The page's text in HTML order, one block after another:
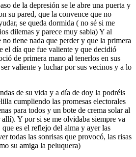
de la depresión se le abre una puerta y
su pared, que la convence que no
se queda dormida ( no sé si me
dilemas y parece muy sabia) Y al
no tiene nada que perder y que la primera
el día que fue valiente y que decidió
de primera mano al tenerlos en sus
valiente y luchar por sus vecinos y a lo
de su vida y a día de doy la podréis
cumpliendo las promesas electorales
para todos y un bote de crema solar al
Y por si se me olvidaba siempre va
es el reflejo del alma y ayer las
todas las sonrisas que provocó, las risas
su amiga la peluquera)